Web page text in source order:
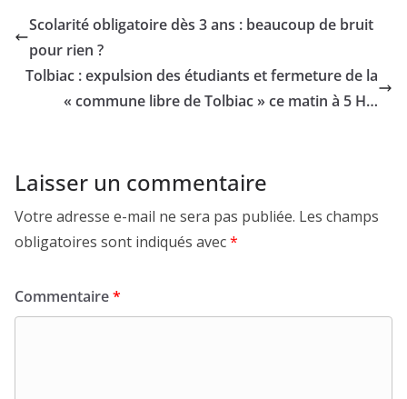
Scolarité obligatoire dès 3 ans : beaucoup de bruit
pour rien ?
Tolbiac : expulsion des étudiants et fermeture de la
« commune libre de Tolbiac » ce matin à 5 H…
Laisser un commentaire
Votre adresse e-mail ne sera pas publiée. Les champs
obligatoires sont indiqués avec*
Commentaire*